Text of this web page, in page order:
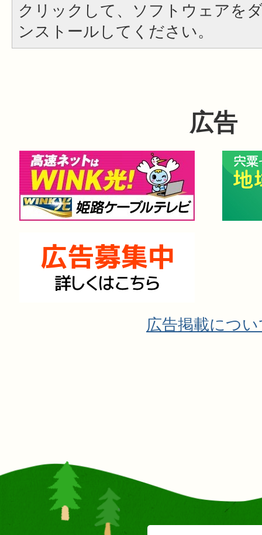
クリックして、ソフトウェアを
ンストールしてください。
広告
広告掲載につ